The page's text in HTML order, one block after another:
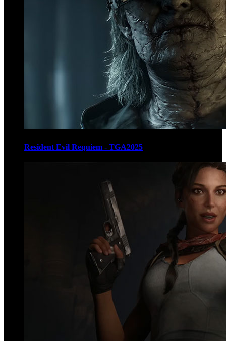
Resident Evil Requiem - TGA2025